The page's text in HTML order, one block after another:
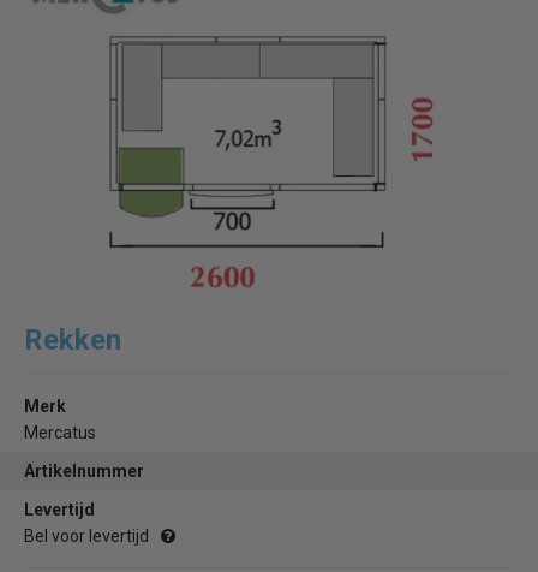
Rekken
Merk
Mercatus
Artikelnummer
Levertijd
Bel voor levertijd